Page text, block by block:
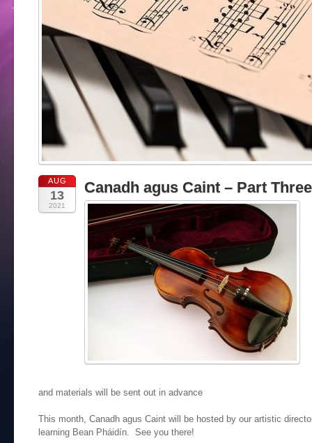
AUG
13
2021
Canadh agus Caint – Part Three
and materials will be sent out in advance
This month, Canadh agus Caint will be hosted by our artistic
learning Bean Pháidín. See you there!